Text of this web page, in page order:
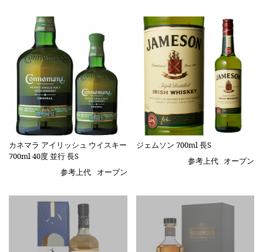
カネマラ アイリッシュ ウイスキー
700ml 40度 並行 長S
参考上代
オープン
ジェムソン 700ml 長S
参考上代 オープン